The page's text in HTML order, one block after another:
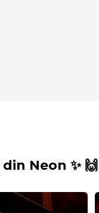
Neon ✨ 🙌